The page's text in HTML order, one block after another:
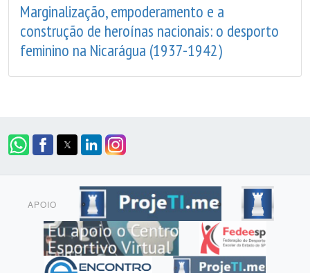
Marginalização, empoderamento e a
construção de heroínas nacionais: o desporto
feminino na Nicarágua (1937-1942)
APOIO